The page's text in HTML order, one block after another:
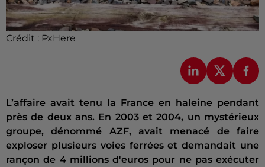
Crédit : PxHere
L’affaire avait tenu la France en haleine pendant
près de deux ans. En 2003 et 2004, un mystérieux
groupe, dénommé AZF, avait menacé de faire
exploser plusieurs voies ferrées et demandait une
rançon de 4 millions d'euros pour ne pas exécuter